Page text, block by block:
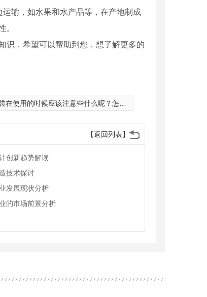
输，如水果和水产品等，在产地制成
。
识，希望可以帮助到您，想了解更多的
使用的时候应该注意些什么呢？怎样使用才会比较
【返回列表】
创新趋势解读
技术探讨
发展现状分析
的市场前景分析